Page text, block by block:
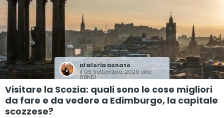
DiGloria Donato
il 09 Settembre, 2020 alle
09h51
Visitare la Scozia: quali sono le cose migliori
da fare e da vedere a Edimburgo, la capitale
scozzese?